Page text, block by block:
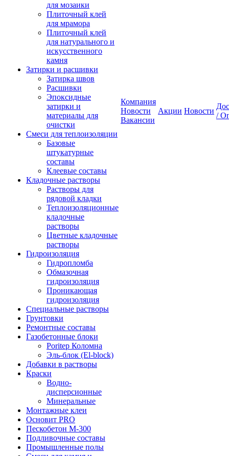
для мозаики
Плиточный клей
для мрамора
Плиточный клей
для натурального и
искусственного
камня
Затирки и расшивки
Затирка швов
Расшивки
Эпоксидные
затирки и
материалы для
очистки
Смеси для теплоизоляции
Базовые
штукатурные
составы
Клеевые составы
Кладочные растворы
Растворы для
рядовой кладки
Теплоизоляционные
кладочные
растворы
Цветные кладочные
растворы
Гидроизоляция
Гидропломба
Обмазочная
гидроизоляция
Проникающая
гидроизоляция
Специальные растворы
Грунтовки
Ремонтные составы
Газобетонные блоки
Poritep Коломна
Эль-блок (El-block)
Добавки в растворы
Краски
Водно-
дисперсионные
Минеральные
Монтажные клеи
Основит PRO
Пескобетон М-300
Подливочные составы
Промышленные полы
Компания
Новости
Вакансии
Акции Новости
/